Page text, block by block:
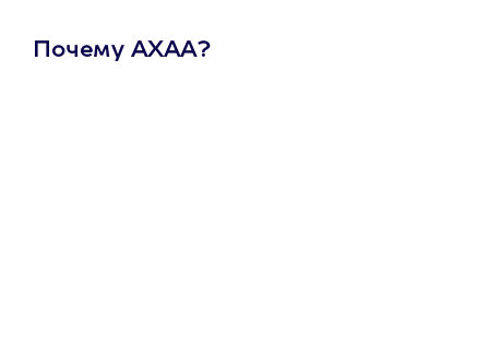
Почему АХАА?